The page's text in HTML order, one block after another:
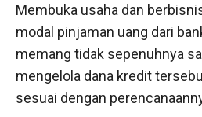
Membuka usaha dan
modal pinjaman uang dari
memang tidak sepenuhnya
mengelola dana kredit
sesuai dengan